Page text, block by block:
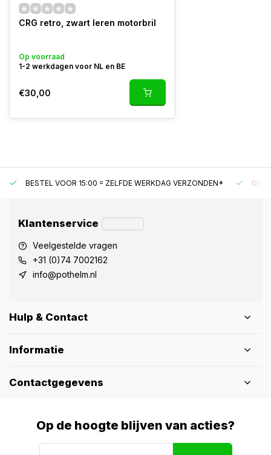
CRG retro, zwart leren motorbril
Op voorraad
1-2 werkdagen voor NL en BE
€30,00
BESTEL VOOR 15:00 = ZELFDE WERKDAG VERZONDEN*
Klantenservice
Veelgestelde vragen
+31 (0)74 7002162
info@pothelm.nl
Hulp & Contact
Informatie
Contactgegevens
Op de hoogte blijven van acties?